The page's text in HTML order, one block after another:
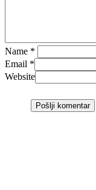
Name *
Email *
Website